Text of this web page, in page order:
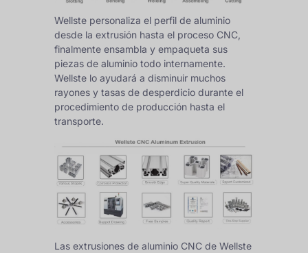
Wellste personaliza el perfil de aluminio
desde la extrusión hasta el proceso CNC,
finalmente ensambla y empaqueta sus
piezas de aluminio todo internamente.
Wellste lo ayudará a disminuir muchos
rayones y tasas de desperdicio durante el
procedimiento de producción hasta el
transporte.
Las extrusiones de aluminio CNC de Wellste